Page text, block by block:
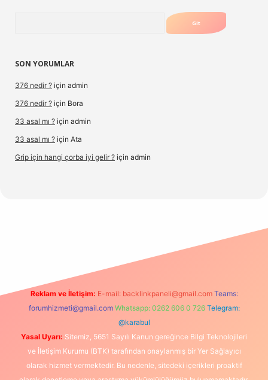
SON YORUMLAR
376 nedir ? için admin
376 nedir ? için Bora
33 asal mı ? için admin
33 asal mı ? için Ata
Grip için hangi çorba iyi gelir ? için admin
Reklam ve İletişim: E-mail: backlinkpaneli@gmail.com Teams:
forumhizmeti@gmail.com Whatsapp: 0262 606 0 726 Telegram:
@karabul
Yasal Uyarı: Sitemiz, 5651 Sayılı Kanun gereğince Bilgi Teknolojileri
ve İletişim Kurumu (BTK) tarafından onaylanmış bir Yer Sağlayıcı
olarak hizmet vermektedir. Bu nedenle, sitedeki içerikleri proaktif